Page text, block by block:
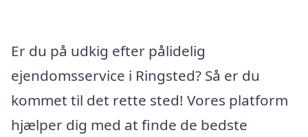
Er du på udkig efter pålidelig
ejendomsservice i Ringsted? Så er du
kommet til det rette sted! Vores platform
hjælper dig med at finde de bedste